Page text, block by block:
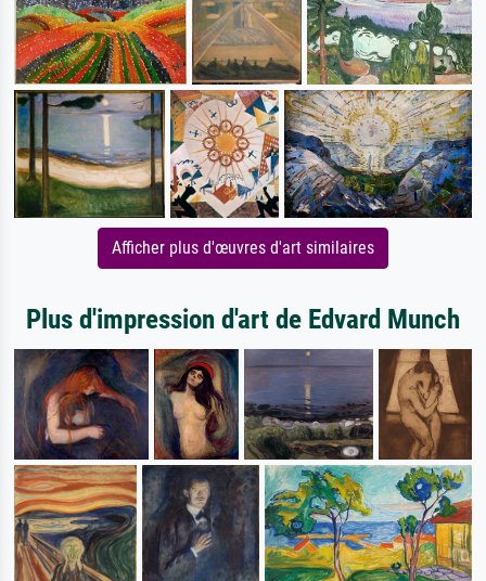
Afficher plus d'œuvres d'art similaires
Plus d'impression d'art de Edvard Munch